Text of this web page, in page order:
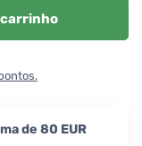
de 80 EUR